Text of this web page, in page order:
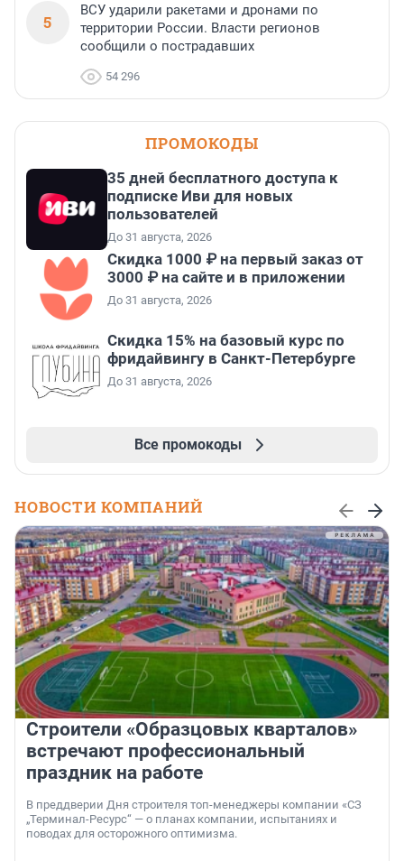
5
ВСУ ударили ракетами и дронами по
территории России. Власти регионов
сообщили о пострадавших
54 296
ПРОМОКОДЫ
35 дней бесплатного доступа к
подписке Иви для новых
пользователей
До 31 августа, 2026
Скидка 1000 ₽ на первый заказ от
3000 ₽ на сайте и в приложении
До 31 августа, 2026
Скидка 15% на базовый курс по
фридайвингу в Санкт-Петербурге
До 31 августа, 2026
Все промокоды
НОВОСТИ КОМПАНИЙ
Строители «Образцовых кварталов»
встречают профессиональный
праздник на работе
В преддверии Дня строителя топ-менеджеры компании «СЗ
„Терминал-Ресурс“ — о планах компании, испытаниях и
поводах для осторожного оптимизма.